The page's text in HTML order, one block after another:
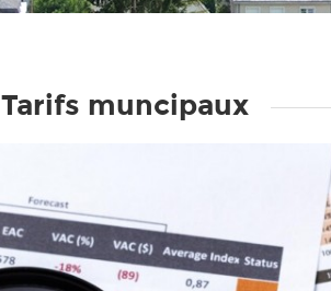
Tarifs muncipaux